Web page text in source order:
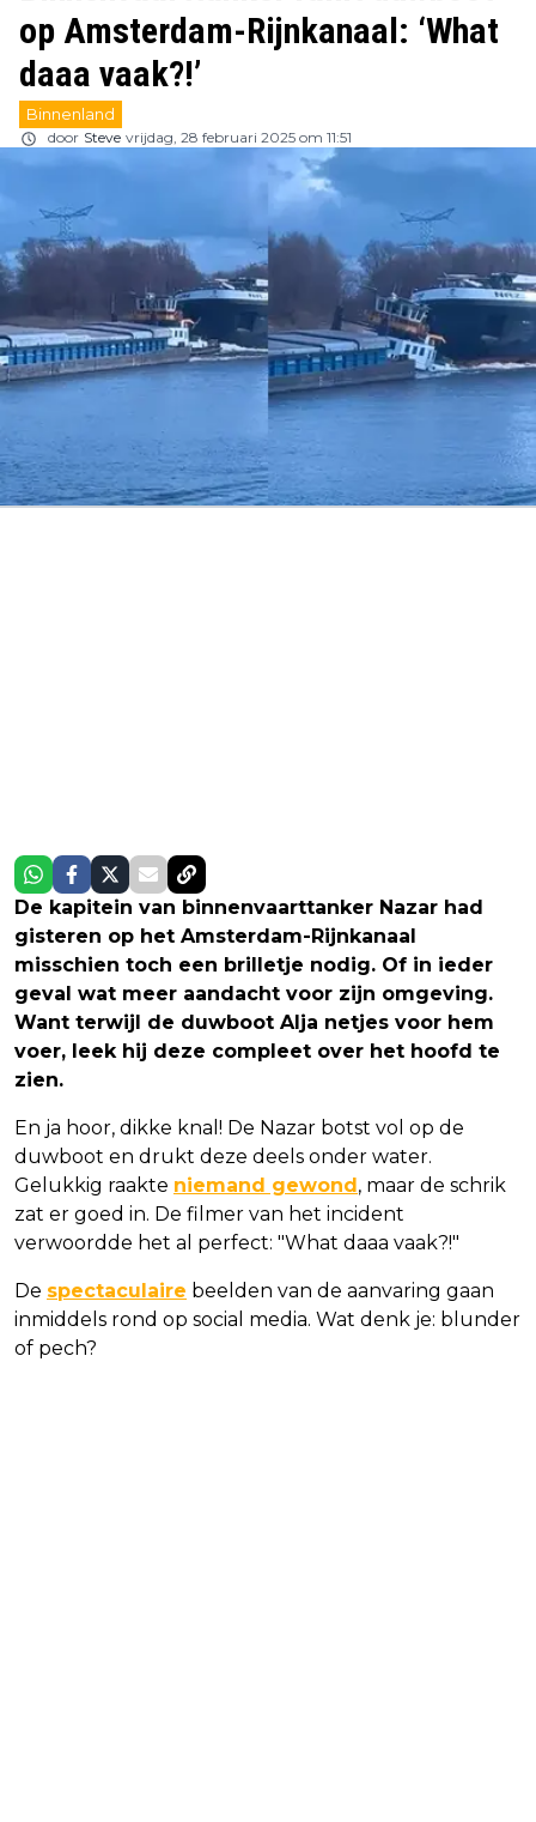
op Amsterdam-Rijnkanaal: ‘What
daaa vaak?!’
Binnenland
door Steve vrijdag, 28 februari 2025 om 11:51
De kapitein van binnenvaarttanker Nazar had
gisteren op het Amsterdam-Rijnkanaal
misschien toch een brilletje nodig. Of in ieder
geval wat meer aandacht voor zijn omgeving.
Want terwijl de duwboot Alja netjes voor hem
voer, leek hij deze compleet over het hoofd te
zien.
En ja hoor, dikke knal! De Nazar botst vol op de
duwboot en drukt deze deels onder water.
Gelukkig raakte niemand gewond, maar de schrik
zat er goed in. De filmer van het incident
verwoordde het al perfect: "What daaa vaak?!"
De spectaculaire beelden van de aanvaring gaan
inmiddels rond op social media. Wat denk je: blunder
of pech?